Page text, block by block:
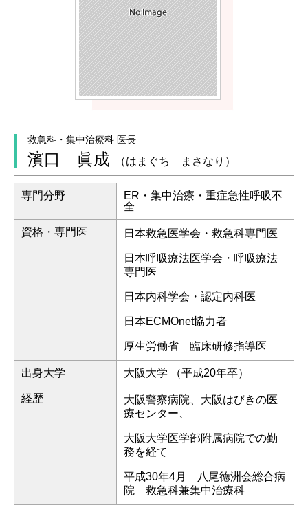
救急科・集中治療科 医長
濱口 眞成 （はまぐち まさなり）
専門分野
ER・集中治療・重症急性呼吸不
全
資格・専門医 日本救急医学会・救急科専門医
日本呼吸療法医学会・呼吸療法
専門医
日本内科学会・認定内科医
日本ECMOnet協力者
厚生労働省 臨床研修指導医
出身大学 大阪大学 （平成20年卒）
経歴
大阪警察病院、大阪はびきの医
療センター、
大阪大学医学部附属病院での勤
務を経て
平成30年4月 八尾徳洲会総合病
院 救急科兼集中治療科